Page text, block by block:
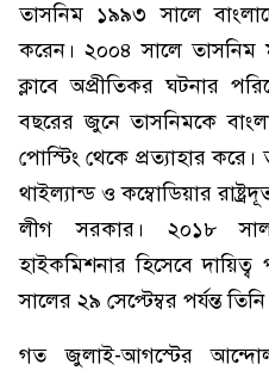
তাসনিম ১৯৯৩ সালে
করেন। ২০০৪ সালে তাসনিম
ক্লাবে অপ্রীতিকর ঘটনার
বছরের জুনে তাসনিমকে
পোস্টিং থেকে প্রত্যাহার
থাইল্যান্ড ও কম্বোডিয়ার
লীগ সরকার। ২০১৮
হাইকমিশনার হিসেবে
সালের ২৯ সেপ্টেম্বর পর্যন্ত
গত জুলাই-আগস্টের